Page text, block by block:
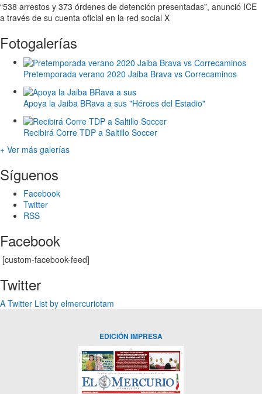
“538 arrestos y 373 órdenes de detención presentadas”, anunció ICE
a través de su cuenta oficial en la red social X
Fotogalerías
Pretemporada verano 2020 Jaiba Brava vs Correcaminos
Apoya la Jaiba BRava a sus "Héroes del Estadio"
Recibirá Corre TDP a Saltillo Soccer
+ Ver más galerías
Síguenos
Facebook
Twitter
RSS
Facebook
[custom-facebook-feed]
Twitter
A Twitter List by elmercuriotam
EDICIÓN IMPRESA